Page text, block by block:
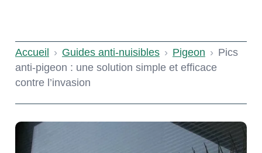
Accueil › Guides anti-nuisibles › Pigeon › Pics
anti-pigeon : une solution simple et efficace
contre l’invasion